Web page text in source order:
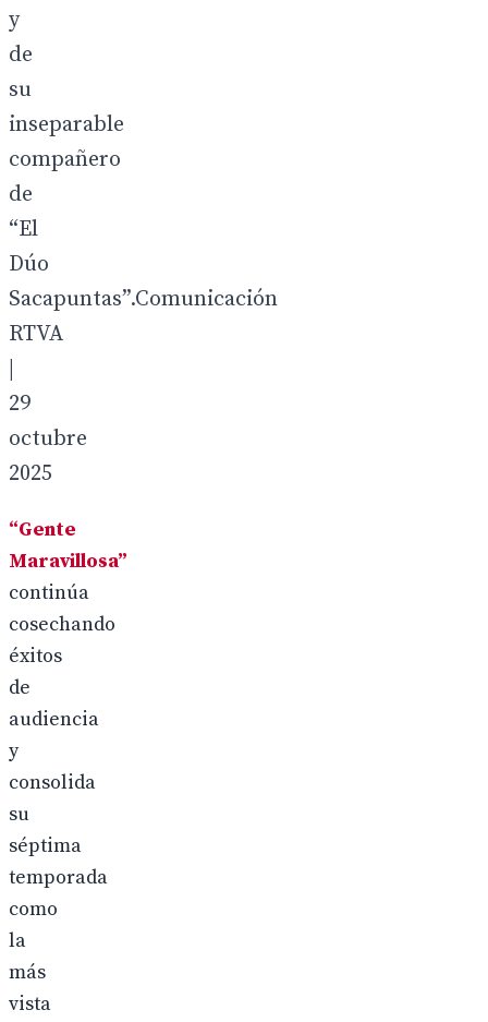
y
de
su
inseparable
compañero
de
“El
Dúo
Sacapuntas”.Comunicación
RTVA
29
octubre
2025
“Gente
Maravillosa”
continúa
cosechando
éxitos
de
audiencia
y
consolida
su
séptima
temporada
como
la
más
vista